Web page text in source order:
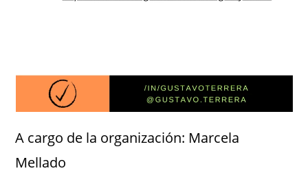
A cargo de la organización: Marcela
Mellado